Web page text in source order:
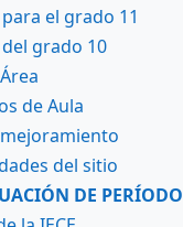
el grado 11
grado 10
de Aula
del sitio
DE PERÍODO